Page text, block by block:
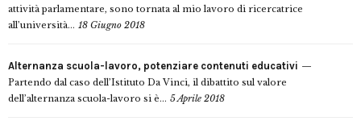
attività parlamentare, sono tornata al mio lavoro di ricercatrice
all’università... 18 Giugno 2018
Alternanza scuola-lavoro, potenziare contenuti educativi
Partendo dal caso dell’Istituto Da Vinci, il dibattito sul valore
dell’alternanza scuola-lavoro si è... 5 Aprile 2018